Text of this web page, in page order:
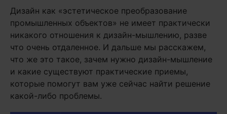
Дизайн как «эстетическое преобразование
промышленных объектов» не имеет практически
никакого отношения к дизайн-мышлению, разве
что очень отдаленное. И дальше мы расскажем,
что же это такое, зачем нужно дизайн-мышление
и какие существуют практические приемы,
которые помогут вам уже сейчас найти решение
какой-либо проблемы.